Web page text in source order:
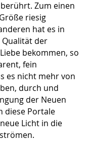
Zum einen
riesig
hat es in
der
bekommen, so
fein
es nicht mehr von
durch und
der Neuen
diese Portale
Licht in die